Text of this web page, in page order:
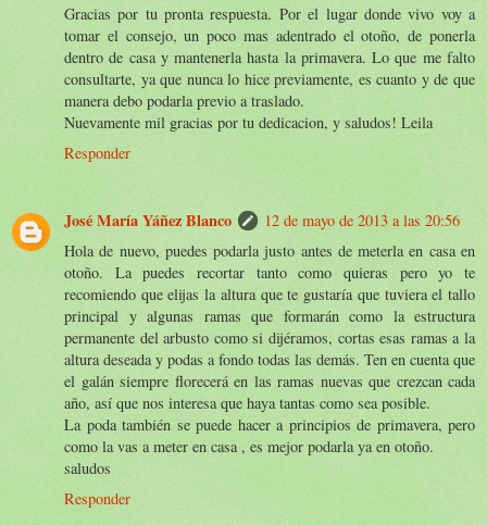
Gracias por tu pronta respuesta. Por el lugar donde vivo voy a
tomar el consejo, un poco mas adentrado el otoño, de ponerla
dentro de casa y mantenerla hasta la primavera. Lo que me falto
consultarte, ya que nunca lo hice previamente, es cuanto y de que
manera debo podarla previo a traslado.
Nuevamente mil gracias por tu dedicacion, y saludos! Leila
Responder
José María Yáñez Blanco
12 de mayo de 2013 a las 20:56
Hola de nuevo, puedes podarla justo antes de meterla en casa en
otoño. La puedes recortar tanto como quieras pero yo te
recomiendo que elijas la altura que te gustaría que tuviera el tallo
principal y algunas ramas que formarán como la estructura
permanente del arbusto como si dijéramos, cortas esas ramas a la
altura deseada y podas a fondo todas las demás. Ten en cuenta que
el galán siempre florecerá en las ramas nuevas que crezcan cada
año, así que nos interesa que haya tantas como sea posible.
La poda también se puede hacer a principios de primavera, pero
como la vas a meter en casa , es mejor podarla ya en otoño.
saludos
Responder